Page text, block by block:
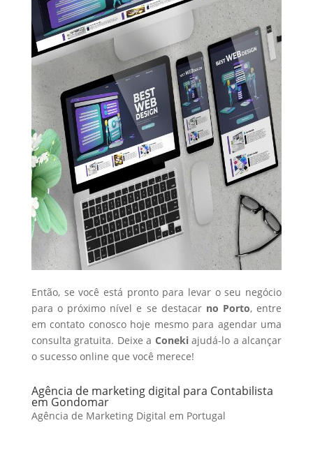
Então, se você está pronto para levar o seu negócio
para o próximo nível e se destacar no Porto, entre
em contato conosco hoje mesmo para agendar uma
consulta gratuita. Deixe a Conekiajudá-lo a alcançar
o sucesso online que você merece!
Agência de marketing digital para Contabilista
em Gondomar
Agência de Marketing Digital em Portugal